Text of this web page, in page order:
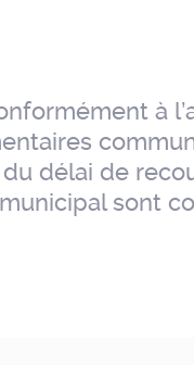
à
délai de
sont